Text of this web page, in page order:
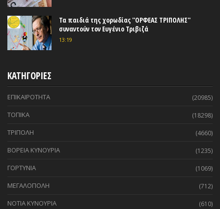
Τα παιδιά της χορωδίας ''ΟΡΦΕΑΣ ΤΡΙΠΟΛΗΣ''
συναντούν τον Ευγένιο Τριβιζά
13:19
ΚΑΤΗΓΟΡΙΕΣ
ΕΠΙΚΑΙΡΟΤΗΤΑ (20985)
ΤΟΠΙΚΑ (18298)
ΤΡΙΠΟΛΗ (4660)
ΒΟΡΕΙΑ ΚΥΝΟΥΡΙΑ (1235)
ΓΟΡΤΥΝΙΑ (1069)
ΜΕΓΑΛΟΠΟΛΗ (712)
ΝΟΤΙΑ ΚΥΝΟΥΡΙΑ (610)